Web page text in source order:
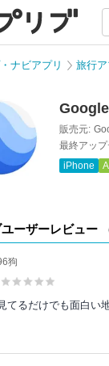
ナビアプリ 旅行ア
販売元:
最終アッ
iPhone
ーザーレビュー
狗
てるだけでも面白い